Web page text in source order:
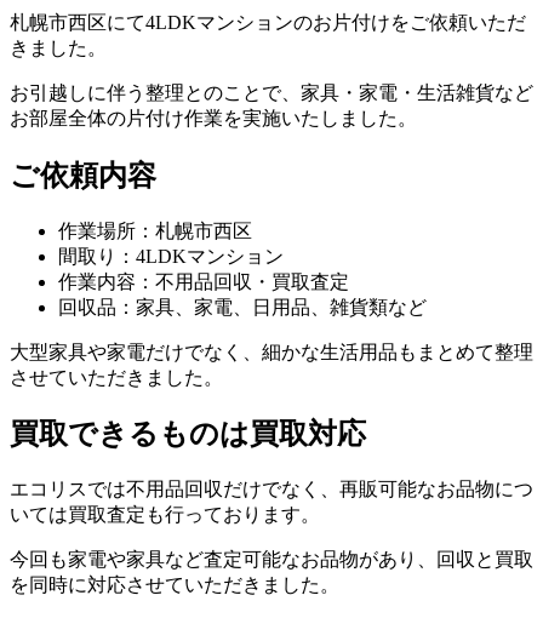
札幌市西区にて4LDKマンションのお片付けをご依頼いただ
きました。
お引越しに伴う整理とのことで、家具・家電・生活雑貨など
お部屋全体の片付け作業を実施いたしました。
ご依頼内容
作業場所：札幌市西区
間取り：4LDKマンション
作業内容：不用品回収・買取査定
回収品：家具、家電、日用品、雑貨類など
大型家具や家電だけでなく、細かな生活用品もまとめて整理
させていただきました。
買取できるものは買取対応
エコリスでは不用品回収だけでなく、再販可能なお品物につ
いては買取査定も行っております。
今回も家電や家具など査定可能なお品物があり、回収と買取
を同時に対応させていただきました。